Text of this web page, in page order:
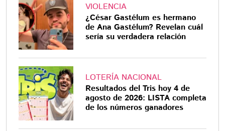
VIOLENCIA
¿César Gastélum es hermano
de Ana Gastélum? Revelan cuál
sería su verdadera relación
LOTERÍA NACIONAL
Resultados del Tris hoy 4 de
agosto de 2026: LISTA completa
de los números ganadores